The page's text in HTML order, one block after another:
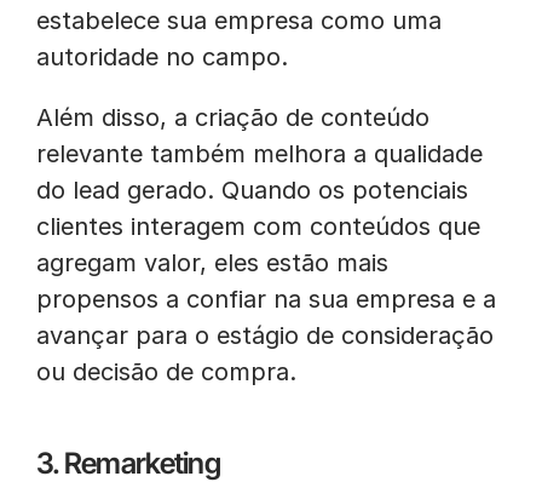
estabelece sua empresa como uma
autoridade no campo.
Além disso, a criação de conteúdo
relevante também melhora a qualidade
do lead gerado. Quando os potenciais
clientes interagem com conteúdos que
agregam valor, eles estão mais
propensos a confiar na sua empresa e a
avançar para o estágio de consideração
ou decisão de compra.
3. Remarketing